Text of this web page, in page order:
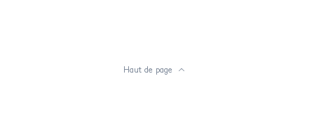
Haut de page